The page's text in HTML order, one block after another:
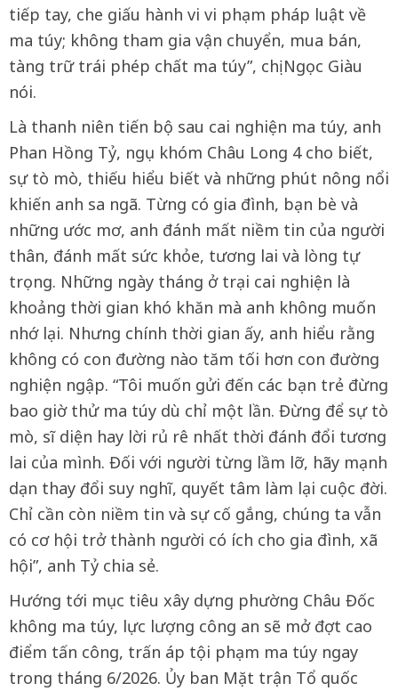
tiếp tay, che giấu hành vi vi phạm pháp luật về
ma túy; không tham gia vận chuyển, mua bán,
tàng trữ trái phép chất ma túy”, chị Ngọc Giàu
nói.
Là thanh niên tiến bộ sau cai nghiện ma túy, anh
Phan Hồng Tỷ, ngụ khóm Châu Long 4 cho biết,
sự tò mò, thiếu hiểu biết và những phút nông nổi
khiến anh sa ngã. Từng có gia đình, bạn bè và
những ước mơ, anh đánh mất niềm tin của người
thân, đánh mất sức khỏe, tương lai và lòng tự
trọng. Những ngày tháng ở trại cai nghiện là
khoảng thời gian khó khăn mà anh không muốn
nhớ lại. Nhưng chính thời gian ấy, anh hiểu rằng
không có con đường nào tăm tối hơn con đường
nghiện ngập. “Tôi muốn gửi đến các bạn trẻ đừng
bao giờ thử ma túy dù chỉ một lần. Đừng để sự tò
mò, sĩ diện hay lời rủ rê nhất thời đánh đổi tương
lai của mình. Đối với người từng lầm lỡ, hãy mạnh
dạn thay đổi suy nghĩ, quyết tâm làm lại cuộc đời.
Chỉ cần còn niềm tin và sự cố gắng, chúng ta vẫn
có cơ hội trở thành người có ích cho gia đình, xã
hội”, anh Tỷ chia sẻ.
Hướng tới mục tiêu xây dựng phường Châu Đốc
không ma túy, lực lượng công an sẽ mở đợt cao
điểm tấn công, trấn áp tội phạm ma túy ngay
trong tháng 6/2026. Ủy ban Mặt trận Tổ quốc